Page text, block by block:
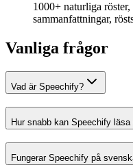
1000+ naturliga
sammanfattningar,
Vanliga frågor
Vad är Speechify?
Hur snabb kan Speechify
Fungerar Speechify på